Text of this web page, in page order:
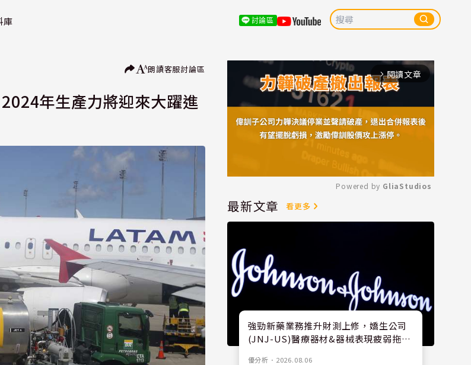
庫 討論區
朗讀客服討論區
年生產力將迎來大躍進
arrow_forward_ios 閱讀文章
Mute
Powered by GliaStudios
最新文章 看更多
強勁新藥業務推升財測上修，嬌生公司
(JNJ-US)醫療器材&器械表現疲弱拖累
優分析 ． 2026.08.06